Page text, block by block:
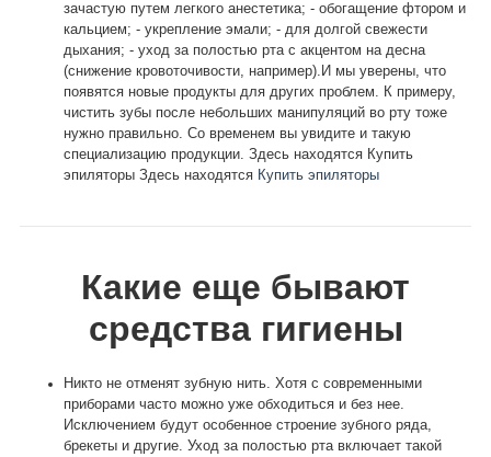
зачастую путем легкого анестетика; - обогащение фтором и
кальцием; - укрепление эмали; - для долгой свежести
дыхания; - уход за полостью рта с акцентом на десна
(снижение кровоточивости, например).И мы уверены, что
появятся новые продукты для других проблем. К примеру,
чистить зубы после небольших манипуляций во рту тоже
нужно правильно. Со временем вы увидите и такую
специализацию продукции. Здесь находятся Купить
эпиляторы Здесь находятся Купить эпиляторы
Какие еще бывают
средства гигиены
Никто не отменят зубную нить. Хотя с современными
приборами часто можно уже обходиться и без нее.
Исключением будут особенное строение зубного ряда,
брекеты и другие. Уход за полостью рта включает такой